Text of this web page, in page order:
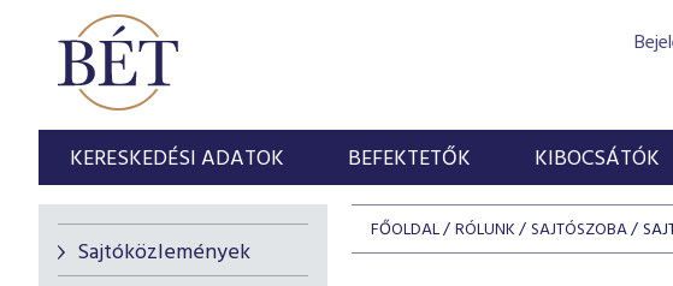
KERESKEDÉSI ADATOK BEFEKTETŐK KIBOCSÁTÓK
Sajtóközlemények
FŐOLDAL RÓLUNK SAJTÓSZOBA